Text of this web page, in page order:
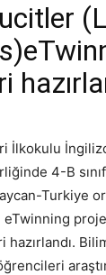
İlkokulu
4-B
Turkiye
hazırlandı.